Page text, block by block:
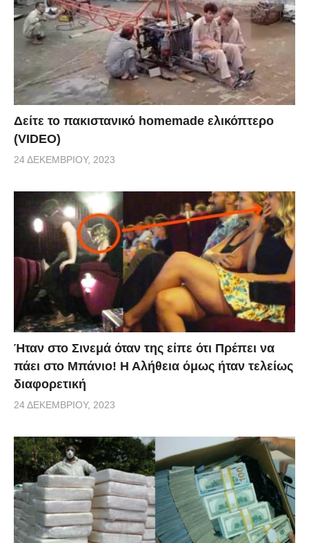
Δείτε το πακιστανικό homemade ελικόπτερο
(VIDEO)
24 ΔΕΚΕΜΒΡΊΟΥ, 2023
Ήταν στο Σινεμά όταν της είπε ότι Πρέπει να
πάει στο Μπάνιο! Η Αλήθεια όμως ήταν τελείως
διαφορετική
24 ΔΕΚΕΜΒΡΊΟΥ, 2023